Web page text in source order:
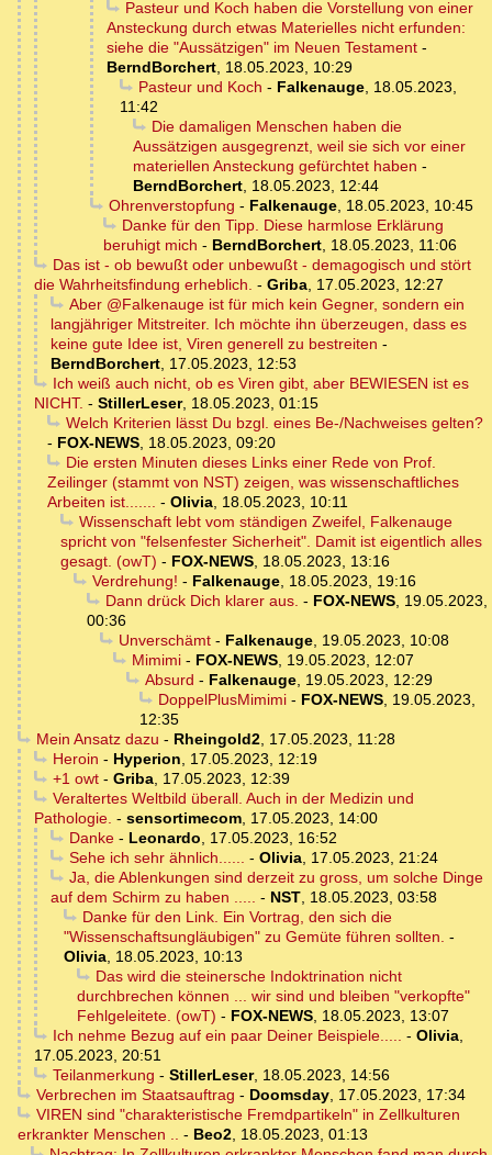
Pasteur und Koch haben die Vorstellung von einer
Ansteckung durch etwas Materielles nicht erfunden:
siehe die "Aussätzigen" im Neuen Testament -
BerndBorchert, 18.05.2023, 10:29
Pasteur und Koch - Falkenauge, 18.05.2023,
11:42
Die damaligen Menschen haben die
Aussätzigen ausgegrenzt, weil sie sich vor einer
materiellen Ansteckung gefürchtet haben -
BerndBorchert, 18.05.2023, 12:44
Ohrenverstopfung - Falkenauge, 18.05.2023, 10:45
Danke für den Tipp. Diese harmlose Erklärung
beruhigt mich - BerndBorchert, 18.05.2023, 11:06
Das ist - ob bewußt oder unbewußt - demagogisch und stört
die Wahrheitsfindung erheblich. - Griba, 17.05.2023, 12:27
Aber @Falkenauge ist für mich kein Gegner, sondern ein
langjähriger Mitstreiter. Ich möchte ihn überzeugen, dass es
keine gute Idee ist, Viren generell zu bestreiten -
BerndBorchert, 17.05.2023, 12:53
Ich weiß auch nicht, ob es Viren gibt, aber BEWIESEN ist es
NICHT. - StillerLeser, 18.05.2023, 01:15
Welch Kriterien lässt Du bzgl. eines Be-/Nachweises gelten?
- FOX-NEWS, 18.05.2023, 09:20
Die ersten Minuten dieses Links einer Rede von Prof.
Zeilinger (stammt von NST) zeigen, was wissenschaftliches
Arbeiten ist....... - Olivia, 18.05.2023, 10:11
Wissenschaft lebt vom ständigen Zweifel, Falkenauge
spricht von "felsenfester Sicherheit". Damit ist eigentlich alles
gesagt. (owT) - FOX-NEWS, 18.05.2023, 13:16
Verdrehung! - Falkenauge, 18.05.2023, 19:16
Dann drück Dich klarer aus. - FOX-NEWS, 19.05.2023,
00:36
Unverschämt- Falkenauge, 19.05.2023, 10:08
Mimimi- FOX-NEWS, 19.05.2023, 12:07
Absurd - Falkenauge, 19.05.2023, 12:29
DoppelPlusMimimi- FOX-NEWS, 19.05.2023,
12:35
Mein Ansatz dazu - Rheingold2, 17.05.2023, 11:28
Heroin - Hyperion, 17.05.2023, 12:19
+1 owt- Griba, 17.05.2023, 12:39
Veraltertes Weltbild überall. Auch in der Medizin und
Pathologie. - sensortimecom, 17.05.2023, 14:00
Danke- Leonardo, 17.05.2023, 16:52
Sehe ich sehr ähnlich...... - Olivia, 17.05.2023, 21:24
Ja, die Ablenkungen sind derzeit zu gross, um solche Dinge
auf dem Schirm zu haben ..... - NST, 18.05.2023, 03:58
Danke für den Link. Ein Vortrag, den sich die
"Wissenschaftsungläubigen" zu Gemüte führen sollten. -
Olivia, 18.05.2023, 10:13
Das wird die steinersche Indoktrination nicht
durchbrechen können ... wir sind und bleiben "verkopfte"
Fehlgeleitete. (owT) - FOX-NEWS, 18.05.2023, 13:07
Ich nehme Bezug auf ein paar Deiner Beispiele..... - Olivia,
17.05.2023, 20:51
Teilanmerkung - StillerLeser, 18.05.2023, 14:56
Verbrechen im Staatsauftrag - Doomsday, 17.05.2023, 17:34
VIREN sind "charakteristische Fremdpartikeln" in Zellkulturen
erkrankter Menschen .. - Beo2, 18.05.2023, 01:13